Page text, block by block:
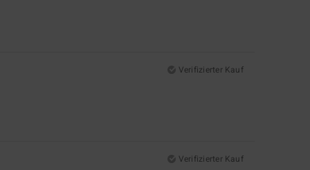
Verifizierter Kauf
Verifizierter Kauf